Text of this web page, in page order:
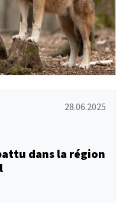
28.06.2025
dans la région